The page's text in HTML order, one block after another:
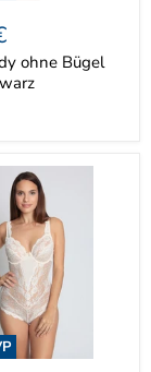
ohne Bügel